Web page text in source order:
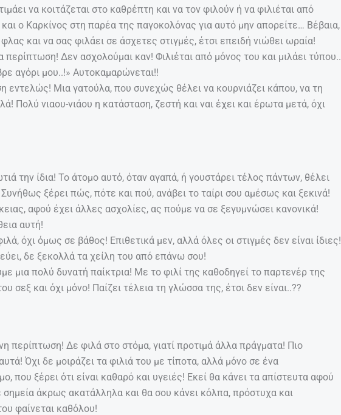
να κοιτάζεται στο καθρέπτη και να τον φιλούν ή να φιλιέται από
ο Καρκίνος στη παρέα της παγοκολόνας για αυτό μην απορείτε… Βέβαια,
και να σας φιλάει σε άσχετες στιγμές, έτσι επειδή νιώθει ωραία!
Δεν ασχολούμαι καν! Φιλιέται από μόνος του και μιλάει τύπου..
αγόρι μου..!» Αυτοκαμαρώνεται!!
εντελώς! Μια γατούλα, που συνεχώς θέλει να κουρνιάζει κάπου, να τη
Πολύ νιαου-νιάου η κατάσταση, ζεστή και ναι έχει και έρωτα μετά, όχι
την ίδια! Το άτομο αυτό, όταν αγαπά, ή γουστάρει τέλος πάντων, θέλει
ξέρει πώς, πότε και πού, ανάβει το ταίρι σου αμέσως και ξεκινά!
αφού έχει άλλες ασχολίες, ας πούμε να σε ξεγυμνώσει κανονικά!
αυτή!
όχι όμως σε βάθος! Επιθετικά μεν, αλλά όλες οι στιγμές δεν είναι ίδιες!
δε ξεκολλά τα χείλη του από επάνω σου!
μια πολύ δυνατή παίκτρια! Με το φιλί της καθοδηγεί το παρτενέρ της
σεξ και όχι μόνο! Παίζει τέλεια τη γλώσσα της, έτσι δεν είναι..??
περίπτωση! Δε φιλά στο στόμα, γιατί προτιμά άλλα πράγματα! Πιο
Όχι δε μοιράζει τα φιλιά του με τίποτα, αλλά μόνο σε ένα
που ξέρει ότι είναι καθαρό και υγειές! Εκεί θα κάνει τα απίστευτα αφού
άκρως ακατάλληλα και θα σου κάνει κόλπα, πρόστυχα και
φαίνεται καθόλου!